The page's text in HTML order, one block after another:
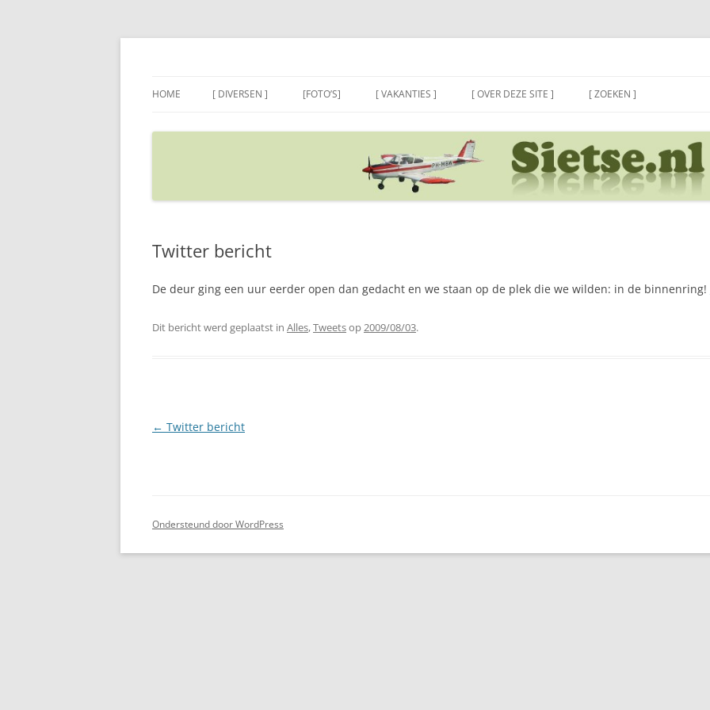
Ga
HOME [ DIVERSEN ] [FOTO’S] [ VAKANTIES ] [ OVER DEZE SITE ] [ ZOEKEN ]
Twitter bericht
De deur ging een uur eerder open dan gedacht en we staan op de plek die we wilden: in de binnenring!
Dit bericht werd geplaatst in Alles,Tweetsop2009/08/03.
Berichtnavigatie
← Twitter bericht
Ondersteund door WordPress